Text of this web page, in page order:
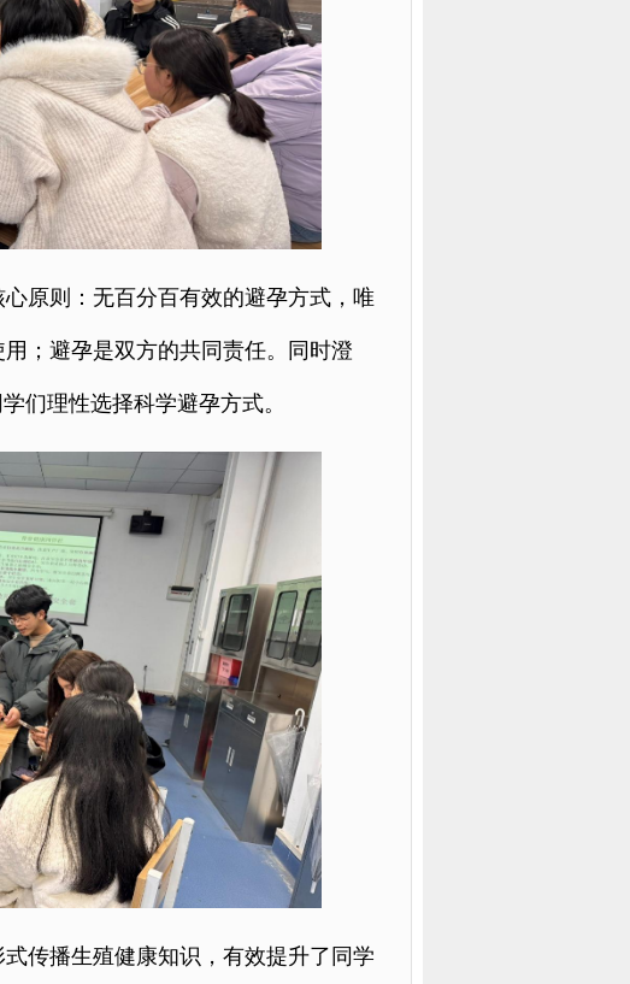
原则：无百分百有效的避孕方式，唯
；避孕是双方的共同责任。同时澄
们理性选择科学避孕方式。
传播生殖健康知识，有效提升了同学